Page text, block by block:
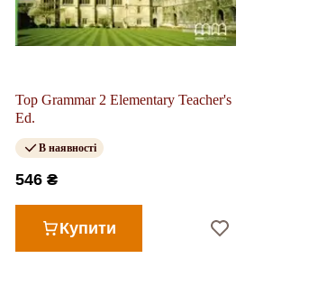
Top Grammar 2 Elementary Teacher's
Ed.
В наявності
546 ₴
Купити